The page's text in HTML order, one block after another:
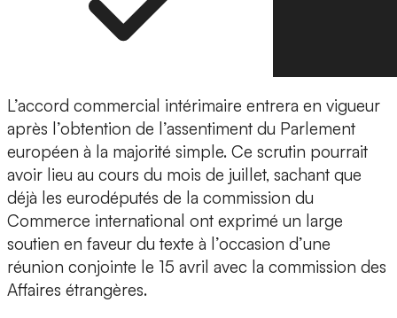
L’accord commercial intérimaire entrera en vigueur
après l’obtention de l’assentiment du Parlement
européen à la majorité simple. Ce scrutin pourrait
avoir lieu au cours du mois de juillet, sachant que
déjà les eurodéputés de la commission du
Commerce international ont exprimé un large
soutien en faveur du texte à l’occasion d’une
réunion conjointe le 15 avril avec la commission des
Affaires étrangères.